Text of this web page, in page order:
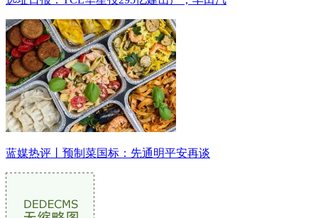
蓝媒热评丨预制菜国标：先通明平安再谈